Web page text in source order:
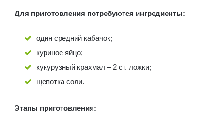
Для приготовления потребуются ингредиенты:
один средний кабачок;
куриное яйцо;
кукурузный крахмал – 2 ст. ложки;
щепотка соли.
Этапы приготовления: